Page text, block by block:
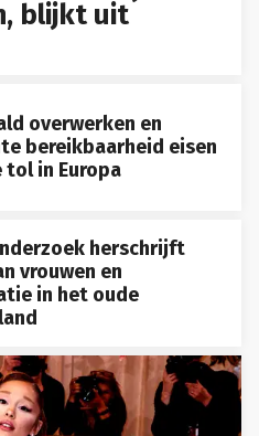
blijkt uit
overwerken en
bereikbaarheid eisen
tol in Europa
herschrijft
vrouwen en
in het oude